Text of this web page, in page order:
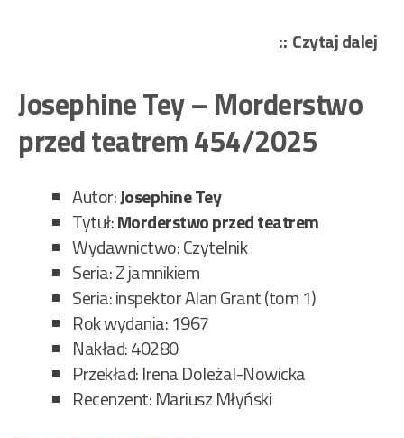
Czytaj dalej
Josephine Tey – Morderstwo
przed teatrem 454/2025
Autor:Josephine Tey
Tytuł:Morderstwo przed teatrem
Wydawnictwo: Czytelnik
Seria: Z jamnikiem
Seria: inspektor Alan Grant (tom 1)
Rok wydania: 1967
Nakład: 40280
Przekład: Irena Doleżal-Nowicka
Recenzent: Mariusz Młyński